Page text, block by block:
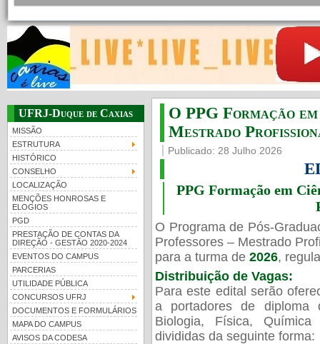
UFRJ-Duque de Caxias
MISSÃO
ESTRUTURA
HISTÓRICO
CONSELHO
LOCALIZAÇÃO
MENÇÕES HONROSAS E
ELOGIOS
PGD
PRESTAÇÃO DE CONTAS DA
DIREÇÃO - GESTÃO 2020-2024
EVENTOS DO CAMPUS
PARCERIAS
UTILIDADE PÚBLICA
CONCURSOS UFRJ
DOCUMENTOS E FORMULÁRIOS
MAPA DO CAMPUS
AVISOS DA CODESA
O PPG Formação
Mestrado
Publicado: 28 Julho 2026
PPG Formação em
O Programa de Pós-
Professores – Mestrado
para a turma de 2026,
Distribuição de Vagas:
Para este edital serão
a portadores de diploma
Biologia, Física,
divididas da seguinte forma:
Guia de boas práticas
UFRJ 100 anos